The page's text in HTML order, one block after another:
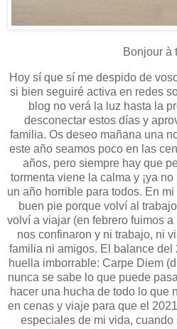
Bonjour à
Hoy sí que sí me despido de
si bien seguiré activa en redes
blog no verá la luz hasta la
desconectar estos días y
familia. Os deseo mañana una
este año seamos poco en las
años, pero siempre hay que
tormenta viene la calma y ¡ya
un año horrible para todos. En
buen pie porque volví al
volví a viajar (en febrero fuimos
nos confinaron y ni trabajo, ni
familia ni amigos. El balance del
huella imborrable: Carpe Diem
nunca se sabe lo que puede
hacer una hucha de todo lo que
en cenas y viaje para que el
especiales de mi vida, cuando